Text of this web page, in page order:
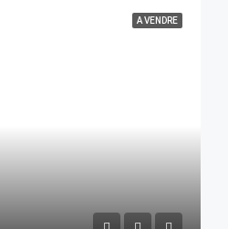
A VENDRE